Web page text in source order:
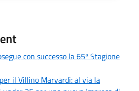
con successo la 65ª Stagione
il Villino Marvardi: al via la